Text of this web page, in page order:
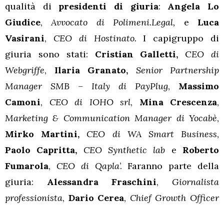
qualità di presidenti di giuria: Angela Lo
Giudice,Avvocato di Polimeni.Legal, e Luca
Vasirani, CEO di Hostinato.I capigruppo di
giuria sono stati: Cristian Galletti, CEO di
Webgriffe, Ilaria Granato,
Senior Partnership
Manager SMB – Italy di PayPlug, Massimo
Camoni, CEO di IOHO srl, Mina Crescenza,
Marketing & Communication Manager di Yocabè,
Mirko Martini,
CEO di WA Smart Business,
Paolo Capritta,
CEO Synthetic lab e Roberto
Fumarola, CEO di Qapla’. Faranno parte della
giuria: Alessandra Fraschini, Giornalista
professionista, Dario Cerea, Chief Growth Officer